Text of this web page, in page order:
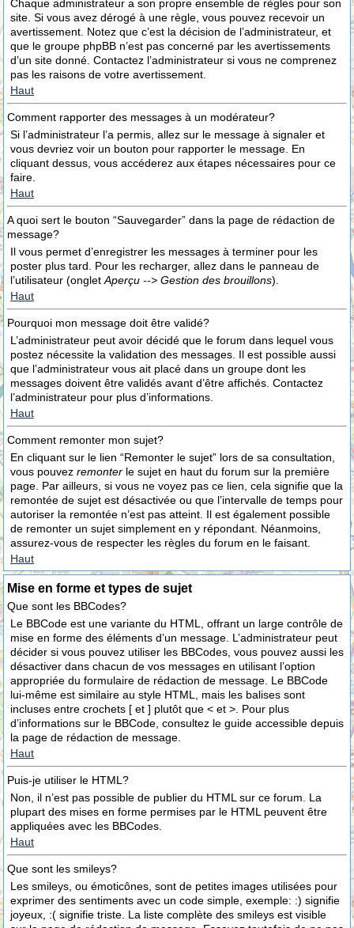
Chaque administrateur a son propre ensemble de règles pour son
site. Si vous avez dérogé à une règle, vous pouvez recevoir un
avertissement. Notez que c’est la décision de l’administrateur, et
que le groupe phpBB n’est pas concerné par les avertissements
d’un site donné. Contactez l’administrateur si vous ne comprenez
pas les raisons de votre avertissement.
Haut
Comment rapporter des messages à un modérateur?
Si l’administrateur l’a permis, allez sur le message à signaler et
vous devriez voir un bouton pour rapporter le message. En
cliquant dessus, vous accéderez aux étapes nécessaires pour ce
faire.
Haut
A quoi sert le bouton “Sauvegarder” dans la page de rédaction de
message?
Il vous permet d’enregistrer les messages à terminer pour les
poster plus tard. Pour les recharger, allez dans le panneau de
l’utilisateur (onglet Aperçu --> Gestion des brouillons).
Haut
Pourquoi mon message doit être validé?
L’administrateur peut avoir décidé que le forum dans lequel vous
postez nécessite la validation des messages. Il est possible aussi
que l’administrateur vous ait placé dans un groupe dont les
messages doivent être validés avant d’être affichés. Contactez
l’administrateur pour plus d’informations.
Haut
Comment remonter mon sujet?
En cliquant sur le lien “Remonter le sujet” lors de sa consultation,
vous pouvez remonter le sujet en haut du forum sur la première
page. Par ailleurs, si vous ne voyez pas ce lien, cela signifie que la
remontée de sujet est désactivée ou que l’intervalle de temps pour
autoriser la remontée n’est pas atteint. Il est également possible
de remonter un sujet simplement en y répondant. Néanmoins,
assurez-vous de respecter les règles du forum en le faisant.
Haut
Mise en forme et types de sujet
Que sont les BBCodes?
Le BBCode est une variante du HTML, offrant un large contrôle de
mise en forme des éléments d’un message. L’administrateur peut
décider si vous pouvez utiliser les BBCodes, vous pouvez aussi les
désactiver dans chacun de vos messages en utilisant l’option
appropriée du formulaire de rédaction de message. Le BBCode
lui-même est similaire au style HTML, mais les balises sont
incluses entre crochets [ et ] plutôt que < et >. Pour plus
d’informations sur le BBCode, consultez le guide accessible depuis
la page de rédaction de message.
Haut
Puis-je utiliser le HTML?
Non, il n’est pas possible de publier du HTML sur ce forum. La
plupart des mises en forme permises par le HTML peuvent être
appliquées avec les BBCodes.
Haut
Que sont les smileys?
Les smileys, ou émoticônes, sont de petites images utilisées pour
exprimer des sentiments avec un code simple, exemple: :) signifie
joyeux, :( signifie triste. La liste complète des smileys est visible